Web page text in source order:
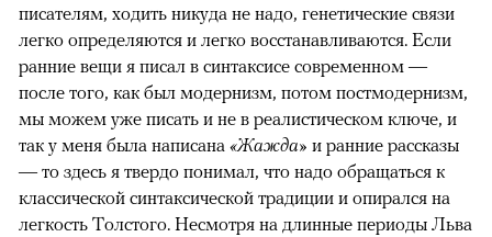
писателям, ходить никуда не надо, генетические связи
легко определяются и легко восстанавливаются. Если
ранние вещи я писал в синтаксисе современном —
после того, как был модернизм, потом постмодернизм,
мы можем уже писать и не в реалистическом ключе, и
так у меня была написана «Жажда» и ранние рассказы
— то здесь я твердо понимал, что надо обращаться к
классической синтаксической традиции и опирался на
легкость Толстого. Несмотря на длинные периоды Льва